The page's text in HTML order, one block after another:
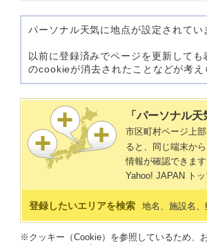
パーソナル天気に地点が設定されてい
以前に登録済みでページを更新して
のcookieが消去されたことなどが考え
「パーソナル
市区町村ページ上
ると、同じ端末か
情報が確認できます
Yahoo! JAPAN ト
登録したいエリアを検索 地名、施設名
※クッキー（Cookie）を参照しているため、